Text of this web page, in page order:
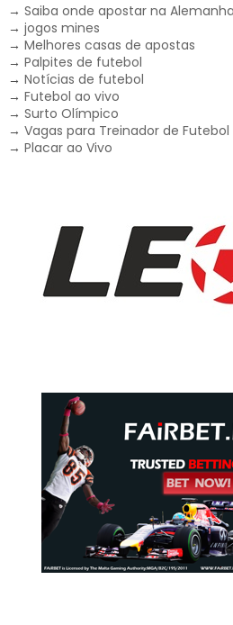
→ Saiba onde apostar na
→ jogos mines
→ Melhores casas de apostas
→ Palpites de futebol
→ Notícias de futebol
→ Futebol ao vivo
→ Surto Olímpico
→ Vagas para Treinador de Futebol
→ Placar ao Vivo